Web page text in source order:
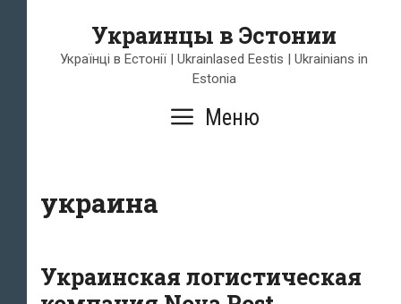
содержимому
Украинцы в Эстонии
Українці в Естонії | Ukrainlased Eestis | Ukrainians in
Estonia
Меню
украина
Украинская логистическая